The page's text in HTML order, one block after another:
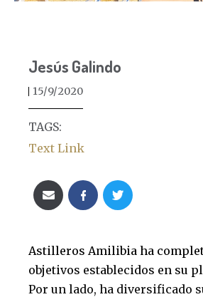
Jesús Galindo
15/9/2020
TAGS:
Text Link
Astilleros Amilibia ha
objetivos establecidos en su
Por un lado, ha diversificado